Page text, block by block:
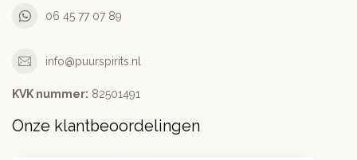
06 45 77 07 89
info@puurspirits.nl
KVK nummer: 82501491
Onze klantbeoordelingen